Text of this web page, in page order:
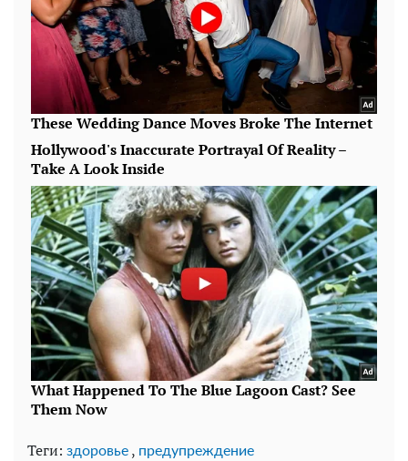
Теги: здоровье , предупреждение